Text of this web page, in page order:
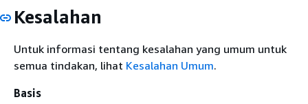
Kesalahan
Untuk informasi tentang kesalahan yang umum untuk
semua tindakan, lihat Kesalahan Umum.
Basis